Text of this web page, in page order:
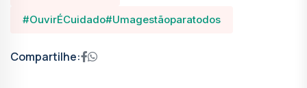
#OuvirÉCuidado#Umagestãoparatodos
Compartilhe: